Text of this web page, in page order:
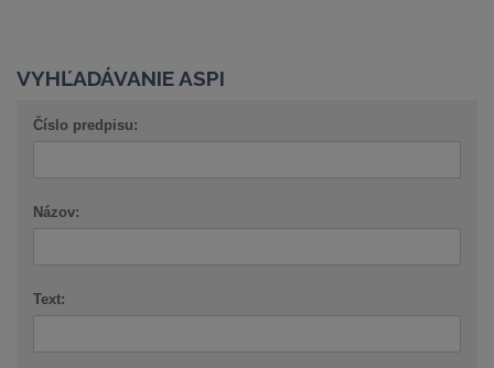
VYHĽADÁVANIE ASPI
Číslo predpisu:
Názov:
Text: